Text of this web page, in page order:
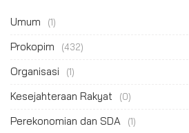
Umum (1)
Prokopim (432)
Organisasi (1)
Kesejahteraan Rakyat (0)
Perekonomian dan SDA (1)